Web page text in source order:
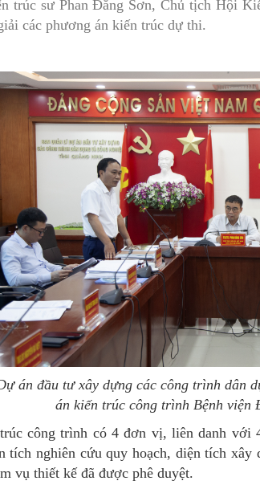
Nghiệp vụ Y
Kế hoạch tài chính
Phòng Dân số và Phát triển
Phòng Bảo trợ xã hội và Trẻ em
Cơ quan, đơn vị trực thuộc
ĐỒ TỔ CHỨC BỘ MÁY
CHẾ LÀM VIỆC SỞ Y TẾ An toàn
Khám
Dược và
Phòng bệnh
Tài chính
Trang
Tổ chức
Giám định
Nghiên
trúc sư Phan Đăng Sơn, Chủ tịch Hội
các phương án kiến trúc dự thi.
án đầu tư xây dựng các công trình dân
án kiến trúc công trình Bệnh viện
công trình có 4 đơn vị, liên danh với
tích nghiên cứu quy hoạch, diện tích xây
vụ thiết kế đã được phê duyệt.